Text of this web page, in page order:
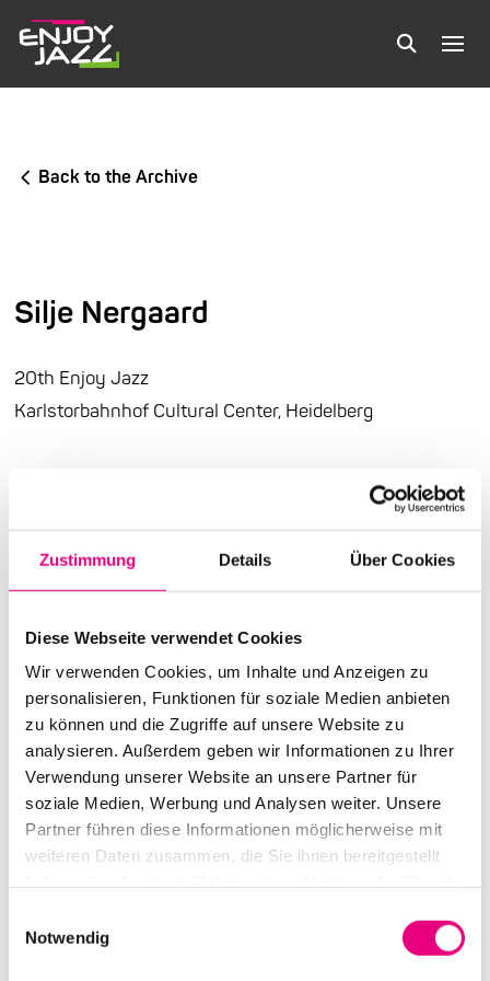
Zustimmung Details Über Cookies
Diese Webseite verwendet Cookies
Wir verwenden Cookies, um Inhalte und Anzeigen zu
personalisieren, Funktionen für soziale Medien anbieten
zu können und die Zugriffe auf unsere Website zu
analysieren. Außerdem geben wir Informationen zu Ihrer
Verwendung unserer Website an unsere Partner für
soziale Medien, Werbung und Analysen weiter. Unsere
Partner führen diese Informationen möglicherweise mit
weiteren Daten zusammen, die Sie ihnen bereitgestellt
Notwendig
Back to the Archive
Silje Nergaard
20th Enjoy Jazz
Karlstorbahnhof Cultural Center, Heidelberg
Doors open:
2, 2018 – 7:00 p.m.
End:March2, 2018 - 10:00 p.m.
Cast:
Silje Nergaard: vocals
Espen Berg: piano
Advance ticket price: 28
Box office: 34
Nationality: Norway
Karlstorbahnhof Cultural Center, Heidelberg:1Am
Event Series: Shalosh